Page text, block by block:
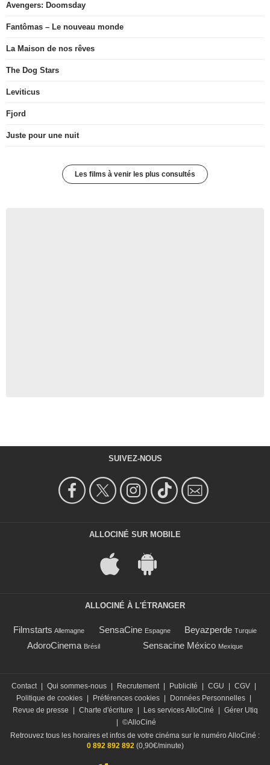
Avengers: Doomsday
Fantômas – Le nouveau monde
La Maison de nos rêves
The Dog Stars
Leviticus
Fjord
Juste pour une nuit
Les films à venir les plus consultés
SUIVEZ-NOUS
ALLOCINÉ SUR MOBILE
ALLOCINÉ À L'ÉTRANGER
Filmstarts Allemagne SensaCine Espagne Beyazperde Turquie
AdoroCinema Brésil Sensacine México Mexique
Contact Qui sommes-nous Recrutement Publicité CGU CGV
Politique de cookies
Préférences cookies Données Personnelles
Revue de presse
Charte d'écriture Les services AlloCiné
Gérer Utiq
©AlloCiné
Retrouvez tous les horaires et infos de votre cinéma sur le numéro AlloCiné :
0 892 892 892(0,90€/minute)